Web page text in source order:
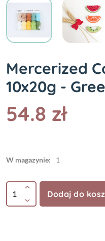
Mercerized
10x20g -
54.8 zł
W magazynie: 1
Dodaj do